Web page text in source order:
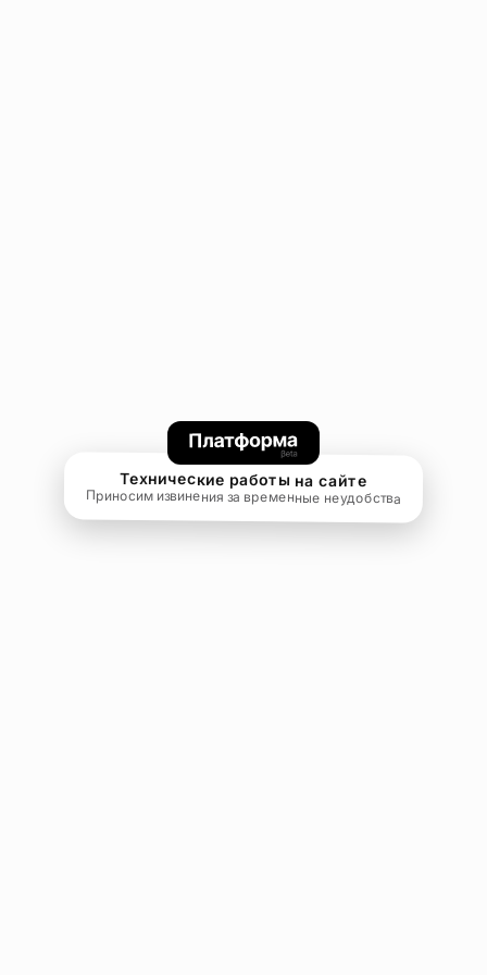
Технические работы на сайте
Приносим извинения за временные неудобства